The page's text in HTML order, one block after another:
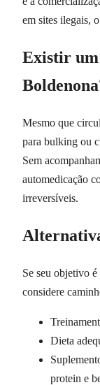
em sites ilegais,
Existir um
Mesmo que
para bulking ou
Sem
automedicação
irreversíveis.
Se seu objetivo
considere
Dieta
protein e